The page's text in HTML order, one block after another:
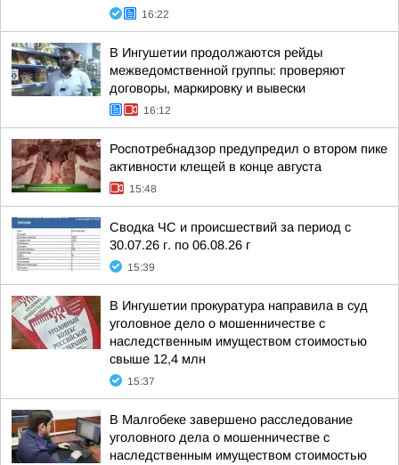
16:22
В Ингушетии продолжаются рейды
межведомственной группы: проверяют
договоры, маркировку и вывески
16:12
Роспотребнадзор предупредил о втором пике
активности клещей в конце августа
15:48
Сводка ЧС и происшествий за период с
30.07.26 г. по 06.08.26 г
15:39
В Ингушетии прокуратура направила в суд
уголовное дело о мошенничестве с
наследственным имуществом стоимостью
свыше 12,4 млн
15:37
В Малгобеке завершено расследование
уголовного дела о мошенничестве с
наследственным имуществом стоимостью